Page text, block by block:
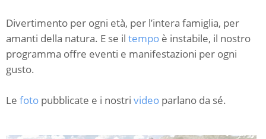
Divertimento per ogni età, per l’intera famiglia, per
amanti della natura. E se il tempo è instabile, il nostro
programma offre eventi e manifestazioni per ogni
gusto.
Le foto pubblicate e i nostri video parlano da sé.